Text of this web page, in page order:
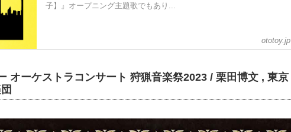
子】』オープニング主題歌でもあり...
ototoy.jp
オーケストラコンサート 狩猟音楽祭2023 / 栗田博文 , 東京